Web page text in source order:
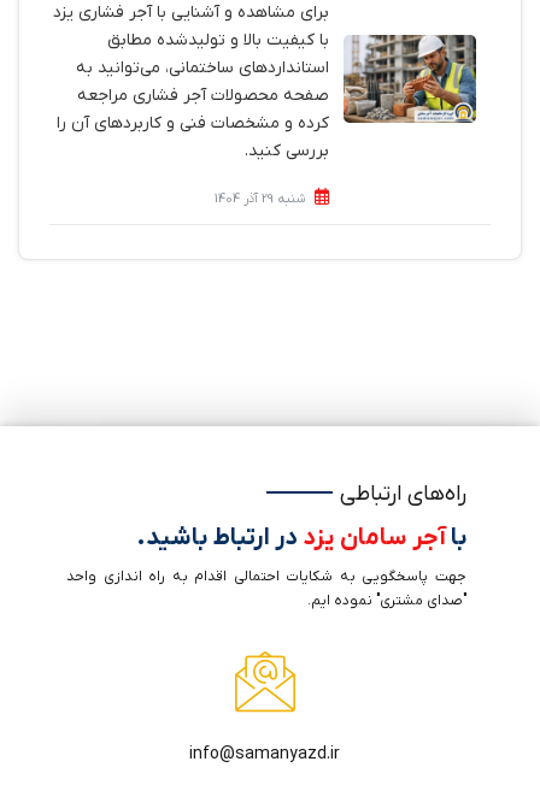
برای مشاهده و آشنایی با آجر فشاری یزد
با کیفیت بالا و تولیدشده مطابق
استانداردهای ساختمانی، می‌توانید به
صفحه محصولات آجر فشاری مراجعه
کرده و مشخصات فنی و کاربردهای آن را
بررسی کنید.
شنبه 29 آذر 1404
راه‌های ارتباطی
باآجر سامان یزد در ارتباط باشید.
جهت پاسخگویی به شکایات احتمالی اقدام به راه اندازی واحد
"صدای مشتری" نموده ایم.
info@samanyazd.ir